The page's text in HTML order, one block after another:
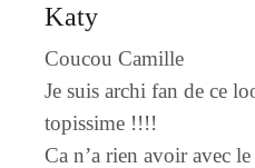
Katy
Coucou Camille
Je suis archi fan de ce
topissime !!!!
Ca n’a rien avoir avec